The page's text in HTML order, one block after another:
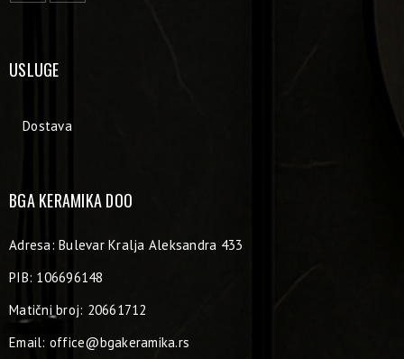
USLUGE
Dostava
BGA KERAMIKA DOO
Adresa: Bulevar Kralja Aleksandra 433
PIB: 106696148
Matični broj: 20661712
Email: office@bgakeramika.rs